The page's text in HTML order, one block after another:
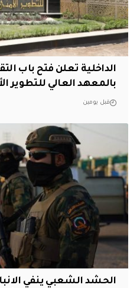
بالمعهد العالي للتطوير
قبل يومين
الحشد الشعبي ينفي